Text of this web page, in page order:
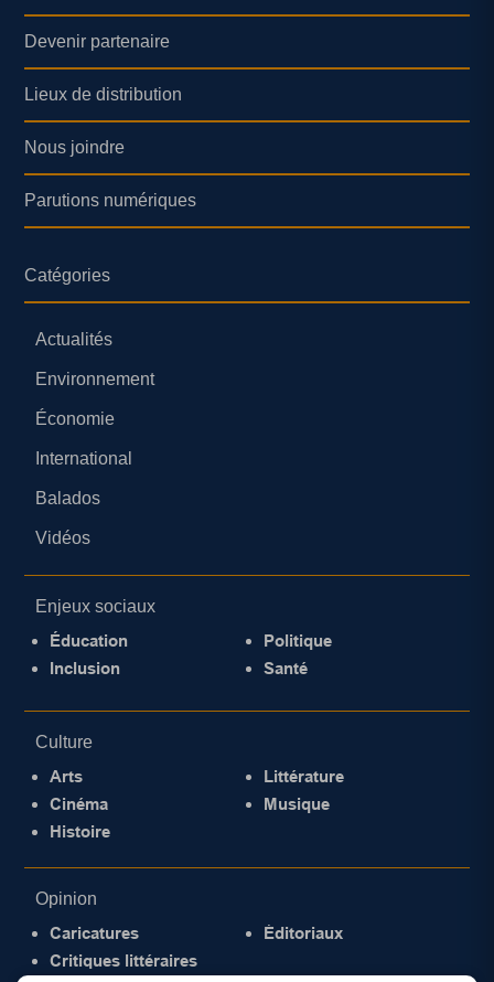
Devenir partenaire
Lieux de distribution
Nous joindre
Parutions numériques
Catégories
Actualités
Environnement
Économie
International
Balados
Vidéos
Enjeux sociaux
Éducation
Inclusion
Politique
Santé
Culture
Arts
Cinéma
Histoire
Littérature
Musique
Opinion
Caricatures
Critiques littéraires
Éditoriaux